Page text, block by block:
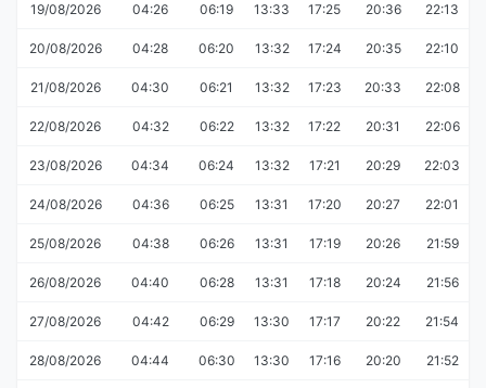
19/08/2026 04:26 06:19 13:33 17:25 20:36 22:13
20/08/2026 04:28 06:20 13:32 17:24 20:35 22:10
21/08/2026 04:30 06:21 13:32 17:23 20:33 22:08
22/08/2026 04:32 06:22 13:32 17:22 20:31 22:06
23/08/2026 04:34 06:24 13:32 17:21 20:29 22:03
24/08/2026 04:36 06:25 13:31 17:20 20:27 22:01
25/08/2026 04:38 06:26 13:31 17:19 20:26 21:59
26/08/2026 04:40 06:28 13:31 17:18 20:24 21:56
27/08/2026 04:42 06:29 13:30 17:17 20:22 21:54
28/08/2026 04:44 06:30 13:30 17:16 20:20 21:52